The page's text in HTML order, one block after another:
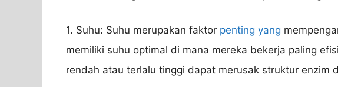
1. Suhu: Suhu merupakan faktor penting yang
memiliki suhu optimal di mana mereka bekerja paling
rendah atau terlalu tinggi dapat merusak struktur enzim